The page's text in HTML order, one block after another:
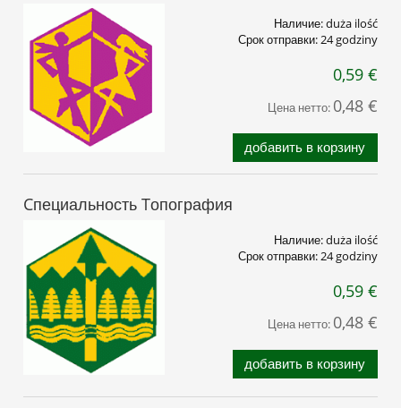
Наличие:duża ilość
Срок отправки:24 godziny
0,59 €
Цена нетто: 0,48 €
добавить в корзину
Cпециальность Tопография
Наличие:duża ilość
Срок отправки:24 godziny
0,59 €
Цена нетто: 0,48 €
добавить в корзину